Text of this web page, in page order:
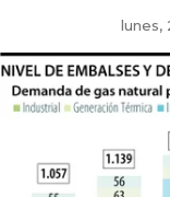
lunes,